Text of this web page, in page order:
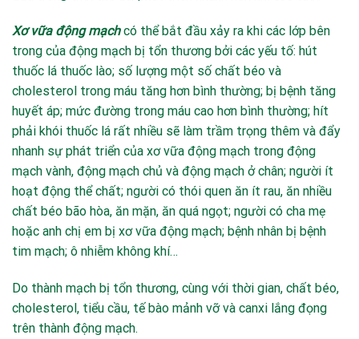
Xơ vữa động mạchcó thể bắt đầu xảy ra khi các lớp bên
trong của động mạch bị tổn thương bởi các yếu tố: hút
thuốc lá thuốc lào; số lượng một số chất béo và
cholesterol trong máu tăng hơn bình thường; bị bệnh tăng
huyết áp; mức đường trong máu cao hơn bình thường; hít
phải khói thuốc lá rất nhiều sẽ làm trầm trọng thêm và đẩy
nhanh sự phát triển của xơ vữa động mạch trong động
mạch vành, động mạch chủ và động mạch ở chân; người ít
hoạt động thể chất; người có thói quen ăn ít rau, ăn nhiều
chất béo bão hòa, ăn mặn, ăn quá ngọt; người có cha mẹ
hoặc anh chị em bị xơ vữa động mạch; bệnh nhân bị bệnh
tim mạch; ô nhiễm không khí…
Do thành mạch bị tổn thương, cùng với thời gian, chất béo,
cholesterol, tiểu cầu, tế bào mảnh vỡ và canxi lắng đọng
trên thành động mạch.